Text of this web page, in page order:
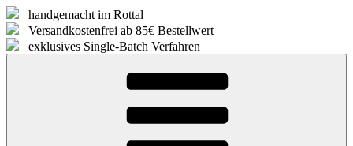
Zum
Inhalt
springen
handgemacht im Rottal
Versandkostenfrei ab 85€ Bestellwert
exklusives Single-Batch Verfahren